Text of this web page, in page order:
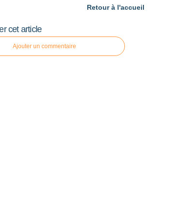
Retour à l'accueil
cet article
Ajouter un commentaire